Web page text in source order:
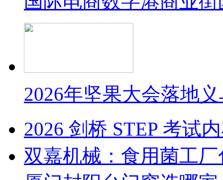
2026年坚果大会落地
2026 剑桥 STEP 考试
双嘉机械：食用菌工